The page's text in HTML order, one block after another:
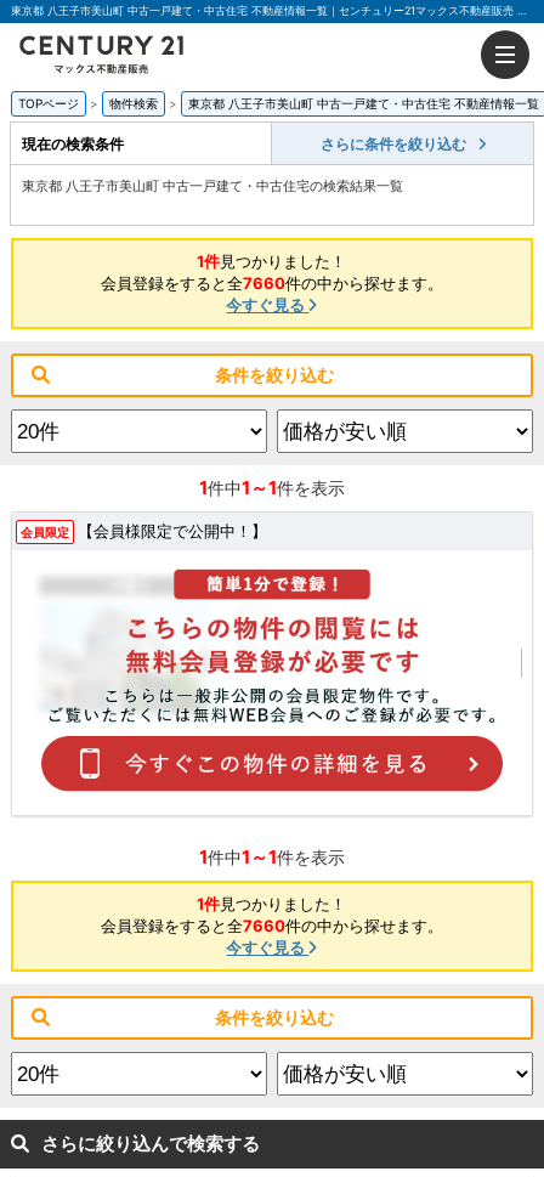
TOPページ 物件検索 東京都 八王子市美山町 中古一戸建て・中古住宅 不動産情報一覧
現在の検索条件 さらに条件を絞り込む
東京都 八王子市美山町 中古一戸建て・中古住宅の検索結果一覧
1件見つかりました！
会員登録をすると全7660件の中から探せます。
今すぐ見る
条件を絞り込む
1件中1～1件を表示
会員限定 【会員様限定で公開中！】
1件中1～1件を表示
1件見つかりました！
会員登録をすると全7660件の中から探せます。
今すぐ見る
条件を絞り込む
さらに絞り込んで検索する